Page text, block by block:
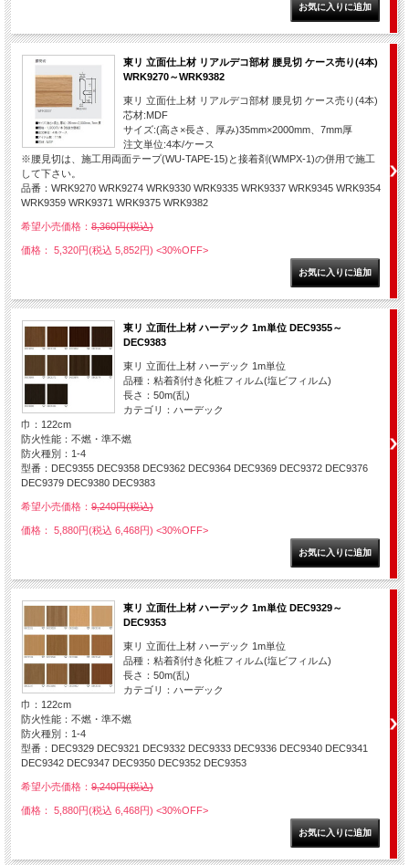
東リ 立面仕上材 リアルデコ部材 腰見切 ケース売り(4本)
WRK9270～WRK9382
東リ 立面仕上材 リアルデコ部材 腰見切 ケース売り(4本)
芯材:MDF
サイズ:(高さ×長さ、厚み)35mm×2000mm、7mm厚
注文単位:4本/ケース
※腰見切は、施工用両面テープ(WU-TAPE-15)と接着剤(WMPX-1)の併用で施工
して下さい。
品番：WRK9270 WRK9274 WRK9330 WRK9335 WRK9337 WRK9345 WRK9354
WRK9359 WRK9371 WRK9375 WRK9382
希望小売価格： 8,360円(税込)
価格： 5,320円(税込 5,852円) <30%OFF>
東リ 立面仕上材 ハーデック 1m単位 DEC9355～
DEC9383
東リ 立面仕上材 ハーデック 1m単位
品種：粘着剤付き化粧フィルム(塩ビフィルム)
長さ：50m(乱)
カテゴリ：ハーデック
巾：122cm
防火性能：不燃・準不燃
防火種別：1-4
型番：DEC9355 DEC9358 DEC9362 DEC9364 DEC9369 DEC9372 DEC9376
DEC9379 DEC9380 DEC9383
希望小売価格： 9,240円(税込)
価格： 5,880円(税込 6,468円) <30%OFF>
東リ 立面仕上材 ハーデック 1m単位 DEC9329～
DEC9353
東リ 立面仕上材 ハーデック 1m単位
品種：粘着剤付き化粧フィルム(塩ビフィルム)
長さ：50m(乱)
カテゴリ：ハーデック
巾：122cm
防火性能：不燃・準不燃
防火種別：1-4
型番：DEC9329 DEC9321 DEC9332 DEC9333 DEC9336 DEC9340 DEC9341
DEC9342 DEC9347 DEC9350 DEC9352 DEC9353
希望小売価格： 9,240円(税込)
価格： 5,880円(税込 6,468円) <30%OFF>